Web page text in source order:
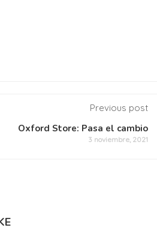
Previous post
Oxford Store: Pasa el cambio
3 noviembre, 2021